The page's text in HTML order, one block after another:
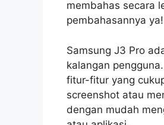
membahas secara
pembahasannya ya!
Samsung J3 Pro
kalangan
fitur-fitur yang
screenshot atau
dengan mudah